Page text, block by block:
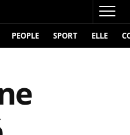
PEOPLE SPORT ELLE